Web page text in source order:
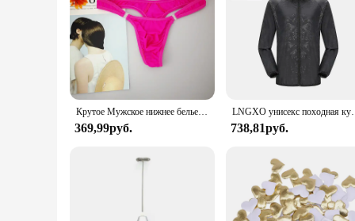
Крутое Мужское нижнее белье с пуговицами, сексуальное эротическое нижнее белье для мужчин, стринги для геев, Размеры M L XL
369,99руб.
LNGXO унисекс походная куртка для
738,81руб.